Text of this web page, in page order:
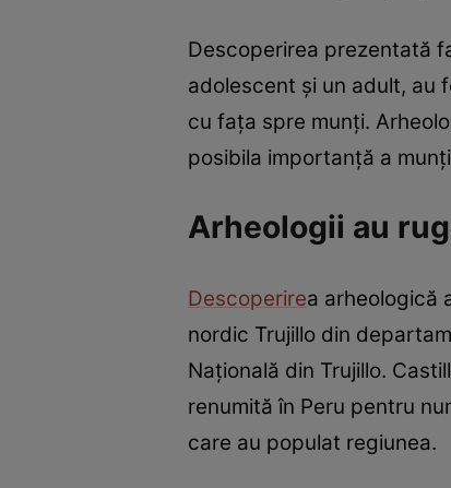
Descoperirea prezentată
adolescent și un adult, au
cu fața spre munți.
posibila importanță a
Arheologii au
Descoperirea arheologică
nordic Trujillo din
Națională din Trujillo.
renumită în Peru pentru
care au populat regiunea.